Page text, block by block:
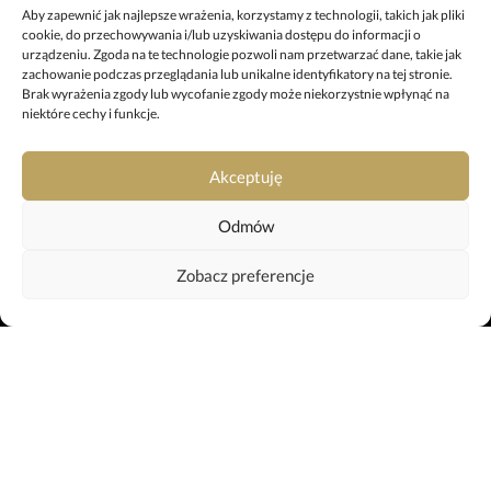
Aby zapewnić jak najlepsze wrażenia, korzystamy z technologii, takich jak pliki
cookie, do przechowywania i/lub uzyskiwania dostępu do informacji o
urządzeniu. Zgoda na te technologie pozwoli nam przetwarzać dane, takie jak
zachowanie podczas przeglądania lub unikalne identyfikatory na tej stronie.
Brak wyrażenia zgody lub wycofanie zgody może niekorzystnie wpłynąć na
niektóre cechy i funkcje.
Akceptuję
Odmów
Zobacz preferencje
+48 67 212 25 99
pila@uslugipogrzebowe.pila.pl
ODDZIAŁ W TRZCIANCE
trzcianka@uslugipogrzebowe.pila.pl
ul. Gliniana 11, 64-920 Piła